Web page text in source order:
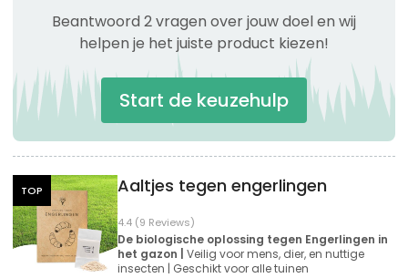
Beantwoord 2 vragen over jouw doel en wij
helpen je het juiste product kiezen!
Start de keuzehulp
TOP
4.4 (9 Reviews)
Aaltjes tegen engerlingen
De biologische oplossing tegen Engerlingen in
het gazon | Veilig voor mens, dier, en nuttige
insecten | Geschikt voor alle tuinen